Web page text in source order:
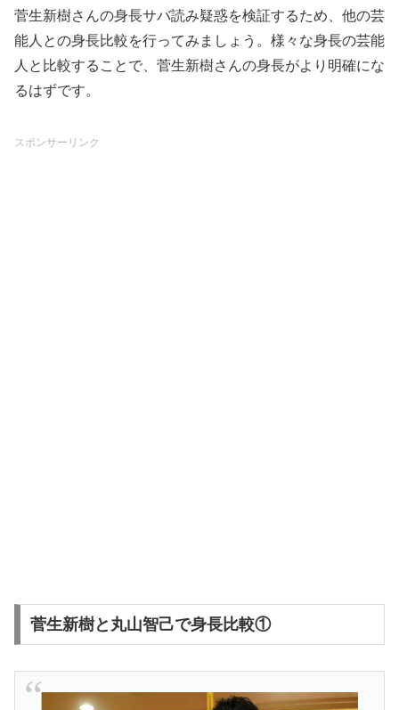
菅生新樹さんの身長サバ読み疑惑を検証するため、他の芸
能人との身長比較を行ってみましょう。様々な身長の芸能
人と比較することで、菅生新樹さんの身長がより明確にな
るはずです。
スポンサーリンク
菅生新樹と丸山智己で身長比較①